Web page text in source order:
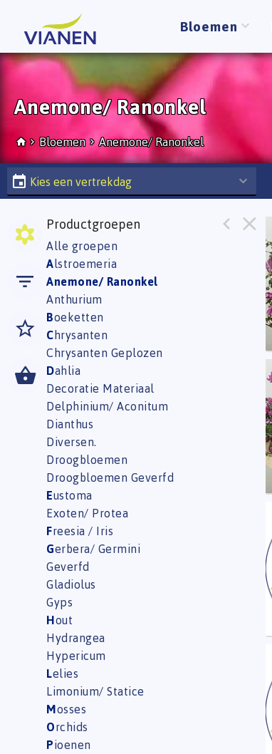
Bloemen
Anemone/ Ranonkel
Bloemen Anemone/ Ranonkel
Kies een vertrekdag
Productgroepen
Alle groepen
Alstroemeria
Anemone/ Ranonkel
Anthurium
Boeketten
C hrysanten
Chrysanten Geplozen
Dahlia
Decoratie Materiaal
Delphinium/ Aconitum
Dianthus
Diversen.
Droogbloemen
Droogbloemen Geverfd
Eustoma
Exoten/ Protea
Freesia / Iris
Gerbera/ Germini
Geverfd
Gladiolus
Gyps
Hout
Hydrangea
Hypericum
Lelies
Limonium/ Statice
Mosses
Orchids
Pioenen